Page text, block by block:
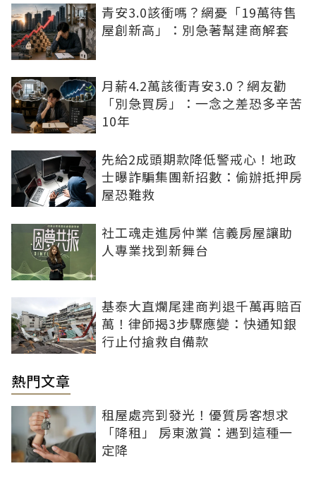
青安3.0該衝嗎？網憂「19萬待售
屋創新高」：別急著幫建商解套
月薪4.2萬該衝青安3.0？網友勸
「別急買房」：一念之差恐多辛苦
10年
先給2成頭期款降低警戒心！地政
士曝詐騙集團新招數：偷辦抵押房
屋恐難救
社工魂走進房仲業 信義房屋讓助
人專業找到新舞台
基泰大直爛尾建商判退千萬再賠百
萬！律師揭3步驟應變：快通知銀
行止付搶救自備款
熱門文章
租屋處亮到發光！優質房客想求
「降租」 房東激賞：遇到這種一
定降